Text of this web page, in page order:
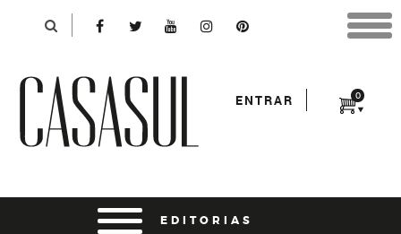
0
ENTRAR
*Para finalizar sua compra informe seu e-mail:
*Senha:
entrar usando o facebook